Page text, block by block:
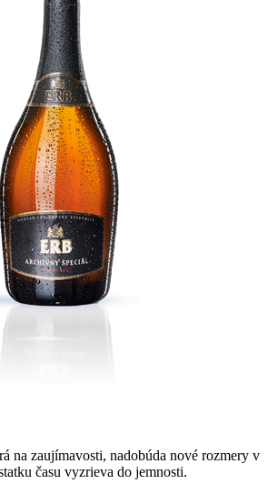
na zaujímavosti, nadobúda nové rozmery v
času vyzrieva do jemnosti.